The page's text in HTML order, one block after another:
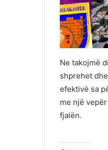
Ne takojmë
shprehet
efektivë sa
me një
fjalën.